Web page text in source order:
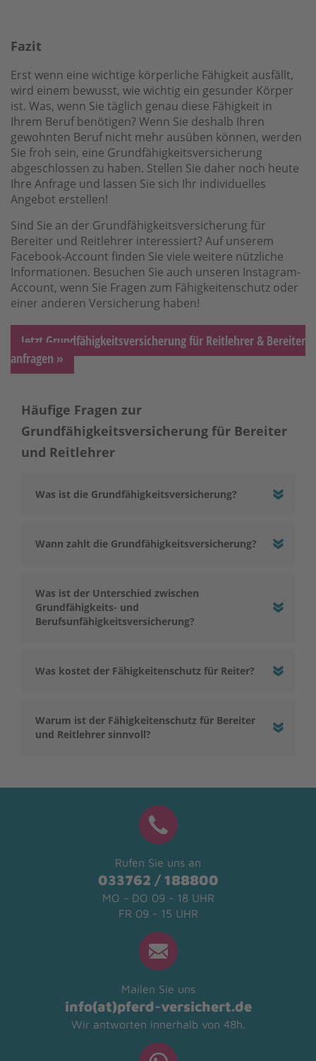
Fazit
Erst wenn eine wichtige körperliche Fähigkeit ausfällt,
wird einem be­wusst, wie wich­tig ein gesunder Körper
ist. Was, wenn Sie täglich genau diese Fähigkeit in
Ihrem Beruf benötigen? Wenn Sie deshalb Ihren
gewohn­ten Beruf nicht mehr ausüben können, werden
Sie froh sein, eine Grund­fähigkeitsversicherung
abgeschlossen zu haben. Stellen Sie daher noch heute
Ihre Anfrage und lassen Sie sich Ihr individuelles
Angebot erstellen!
Sind Sie an der Grundfähigkeitsversicherung für
Bereiter und Reitlehrer interessiert? Auf unserem
Facebook-Account finden Sie viele weitere nützliche
Informationen. Besuchen Sie auch unseren Instagram-
Account, wenn Sie Fragen zum Fähigkeitenschutz oder
einer anderen Versicherung haben!
Jetzt Grundfähigkeitsversicherung für Reitlehrer & Bereiter
anfragen »
Häufige Fragen zur
Grundfähigkeitsversicherung für Bereiter
und Reitlehrer
Was ist die Grundfähigkeitsversicherung?
Wann zahlt die Grundfähigkeitsversicherung?
Was ist der Unterschied zwischen
Grundfähigkeits- und
Berufsunfähigkeitsversicherung?
Was kostet der Fähigkeitenschutz für Reiter?
Warum ist der Fähigkeitenschutz für Bereiter
und Reitlehrer sinnvoll?
Rufen Sie uns an
033762 / 188800
MO - DO 09 - 18 UHR
FR 09 - 15 UHR
Mailen Sie uns
info(at)pferd-versichert.de
Wir antworten innerhalb von 48h.